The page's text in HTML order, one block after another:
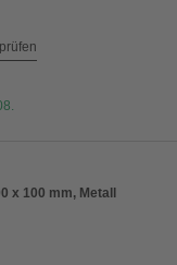
x 100 mm, Metall